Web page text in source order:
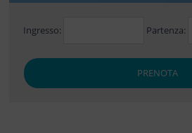
Ingresso: Partenza:
PRENOTA